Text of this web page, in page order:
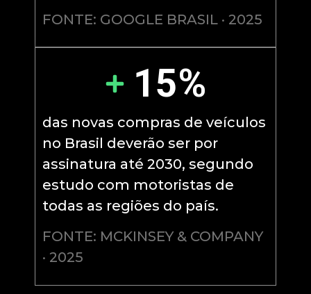
FONTE: GOOGLE BRASIL · 2025
15%
das novas compras de veículos
no Brasil deverão ser por
assinatura até 2030, segundo
estudo com motoristas de
todas as regiões do país.
FONTE: MCKINSEY & COMPANY
· 2025